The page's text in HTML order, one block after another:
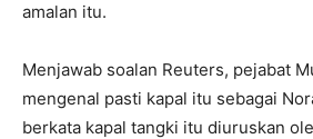
amalan itu.
Menjawab soalan Reuters, pejabat
mengenal pasti kapal itu sebagai
berkata kapal tangki itu diuruskan